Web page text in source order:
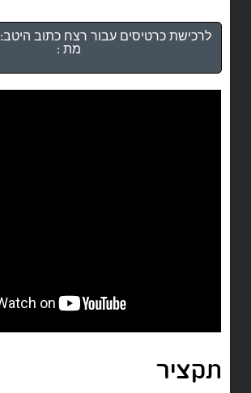
לרכישת כרטיסים עבור רצח כתוב
מת :
תקציר